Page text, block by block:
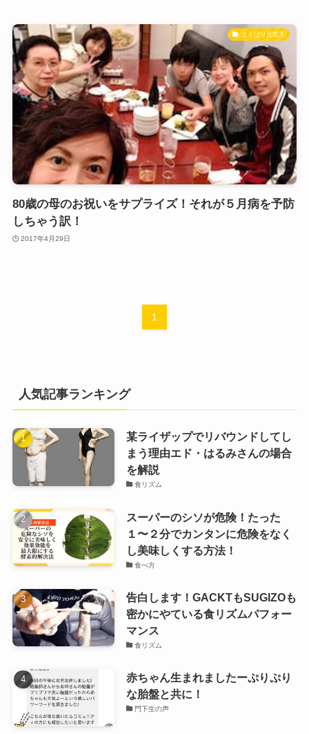
よくばり元気玉
80歳の母のお祝いをサプライズ！それが５月病を予防
しちゃう訳！
2017年4月29日
1
人気記事ランキング
某ライザップでリバウンドしてし
まう理由エド・はるみさんの場合
を解説
食リズム
スーパーのシソが危険！たった
１〜２分でカンタンに危険をなく
し美味しくする方法！
食べ方
告白します！GACKTもSUGIZOも
密かにやている食リズムパフォー
マンス
食リズム
赤ちゃん生まれましたーぷりぷり
な胎盤と共に！
門下生の声